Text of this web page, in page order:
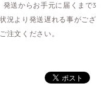
送からお手元に届くまで3
況より発送遅れる事がござ
注文ください。